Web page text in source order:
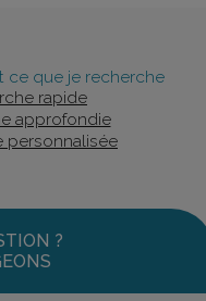
ce que je recherche
rapide
approfondie
personnalisée
?